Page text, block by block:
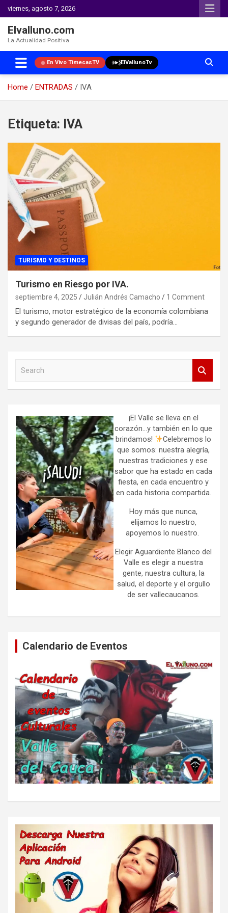
viernes, agosto 7, 2026
Elvalluno.com
La Actualidad Positiva.
En Vivo TimecasTV ElVallunoTv
Home ENTRADAS
IVA
content
Etiqueta: IVA
TURISMO Y DESTINOS
Turismo en Riesgo por IVA.
septiembre 4, 2025 Julián Andrés Camacho 1 Comment
El turismo, motor estratégico de la economía colombiana
y segundo generador de divisas del país, podría…
h
¡El Valle se lleva en el
corazón…y también en lo que
brindamos!
Celebremos lo
que somos: nuestra alegría,
nuestras tradiciones y ese
sabor que ha estado en cada
fiesta, en cada encuentro y
en cada historia compartida.
Hoy más que nunca,
elijamos lo nuestro,
apoyemos lo nuestro.
Elegir Aguardiente Blanco del
Valle es elegir a nuestra
gente, nuestra cultura, la
salud, el deporte y el orgullo
de ser vallecaucanos.
Calendario de Eventos